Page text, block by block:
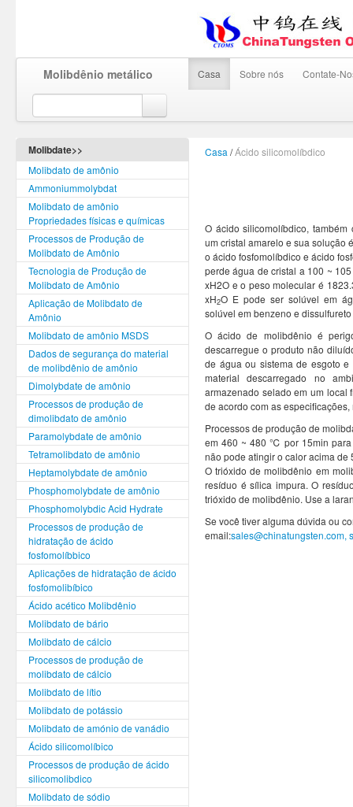
Molibdênio metálico Casa Sobre nós Contate-
Molibdate>>
Molibdato de amônio
Ammoniummolybdat
Molibdato de amônio
Propriedades físicas e químicas
Processos de Produção de
Molibdato de Amônio
Tecnologia de Produção de
Molibdato de Amônio
Aplicação de Molibdato de
Amônio
Molibdato de amônio MSDS
Dados de segurança do material
de molibdênio de amônio
Dimolybdate de amônio
Processos de produção de
dimolibdato de amônio
Paramolybdate de amônio
Tetramolibdato de amônio
Heptamolybdate de amônio
Phosphomolybdate de amônio
Phosphomolybdic Acid Hydrate
Processos de produção de
hidratação de ácido
fosfomolíbbico
Aplicações de hidratação de ácido
fosfomolibíbico
Ácido acético Molibdênio
Molibdato de bário
Molibdato de cálcio
Processos de produção de
molibdato de cálcio
Molibdato de lítio
Molibdato de potássio
Molibdato de amónio de vanádio
Ácido silicomolíbico
Processos de produção de ácido
silicomolibdico
Molibdato de sódio
Casa /Ácido silicomolíbdico
O ácido silicomolíbdico,
um cristal amarelo e sua solução
o ácido fosfomolíbdico e ácido
perde água de cristal a 100 ~
xH2O e o peso molecular é
xH2O E pode ser solúvel em
solúvel em benzeno e
O ácido de molibdênio é
descarregue o produto não
de água ou sistema de esgoto
material descarregado no
armazenado selado em um local
de acordo com as
Processos de produção de
em 460 ~ 480 ℃ por 15min para
não pode atingir o calor acima
O trióxido de molibdênio em
resíduo é sílica impura. O
trióxido de molibdênio. Use a
Se você tiver alguma dúvida ou
email:sales@chinatungsten.com,